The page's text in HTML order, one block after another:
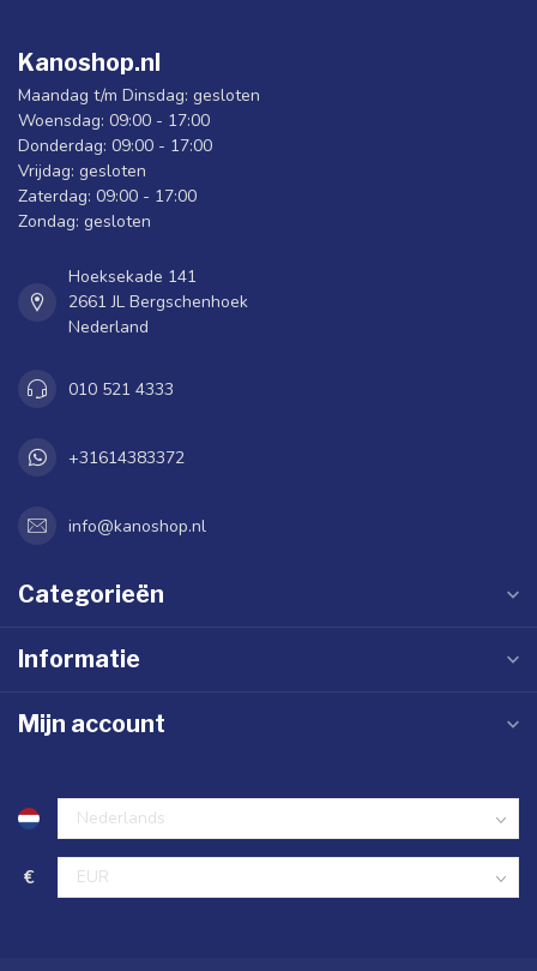
Kanoshop.nl
Maandag t/m Dinsdag: gesloten
Woensdag: 09:00 - 17:00
Donderdag: 09:00 - 17:00
Vrijdag: gesloten
Zaterdag: 09:00 - 17:00
Zondag: gesloten
Hoeksekade 141
2661 JL Bergschenhoek
Nederland
010 521 4333
+31614383372
info@kanoshop.nl
Categorieën
Informatie
Mijn account
€